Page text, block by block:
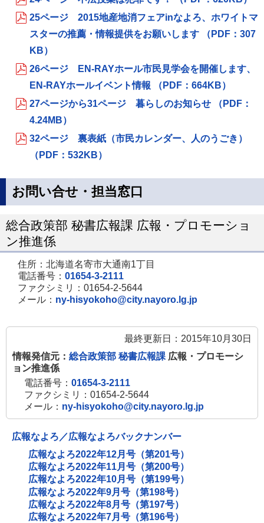
25ページ 2015地産地消フェアinなよろ、ホワイトマ
スターの推薦・情報提供をお願いします （PDF：307
KB）
26ページ EN-RAYホール市民見学会を開催します、
EN-RAYホールイベント情報 （PDF：664KB）
27ページから31ページ 暮らしのお知らせ （PDF：
4.24MB）
32ページ 裏表紙（市民カレンダー、人のうごき）
（PDF：532KB）
お問い合せ・担当窓口
総合政策部 秘書広報課 広報・プロモーショ
ン推進係
住所：北海道名寄市大通南1丁目
電話番号： 01654-3-2111
ファクシミリ：01654-2-5644
メール： ny-hisyokoho@city.nayoro.lg.jp
最終更新日：2015年10月30日
情報発信元： 総合政策部 秘書広報課 広報・プロモーシ
ョン推進係
電話番号： 01654-3-2111
ファクシミリ：01654-2-5644
メール： ny-hisyokoho@city.nayoro.lg.jp
広報なよろ／広報なよろバックナンバー
広報なよろ2022年12月号（第201号）
広報なよろ2022年11月号（第200号）
広報なよろ2022年10月号（第199号）
広報なよろ2022年9月号（第198号）
広報なよろ2022年8月号（第197号）
広報なよろ2022年7月号（第196号）